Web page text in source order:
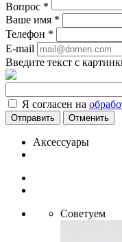
Вопрос *
Ваше имя *
Телефон *
E-mail
Введите текст с
Я согласен на
Отменить
Аксессуары
Советуем